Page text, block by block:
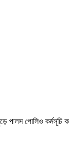
পালস পোলিও কর্মসূচি